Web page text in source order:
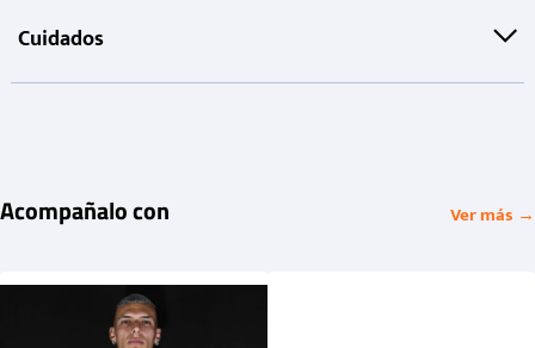
Cuidados
Acompañalo con Ver más →